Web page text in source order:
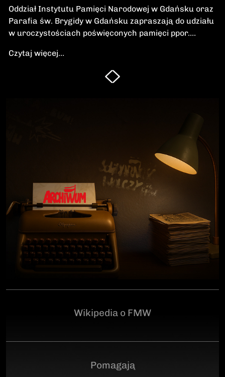
Oddział Instytutu Pamięci Narodowej w Gdańsku oraz
Parafia św. Brygidy w Gdańsku zapraszają do udziału
w uroczystościach poświęconych pamięci ppor.
Wileńskiej Brygady Armii Krajowej, dowódcy 5.
szwadronu podczas walk na Pomorzu, jednego z
najbardziej zasłużonych żołnierzy polskiego podziemia
przeciwko niemieckiemu i sowieckiemu okupantowi, a
po zakończeniu wojny pozostał wierny ideałom
wolności. Poległ 28 czerwca 1946 r., a miejsce
ukrycia jego szczątków przez komunistyczny aparat
represji pozostaje do dziś nieznane.Program
uroczystości:11.00 – Msza Święta w Kościele św.
Brygidy w Gdańsku12.30 – poświęcenie
symbolicznego nagrobka na Cmentarzu
Garnizonowym w GdańskuSerdecznie zapraszamy
Czytaj więcej...
Wikipedia o FMW
Pomagają